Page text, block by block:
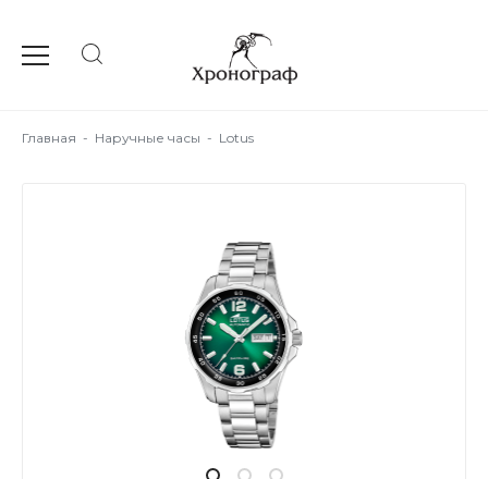
Главная - Наручные часы - Lotus